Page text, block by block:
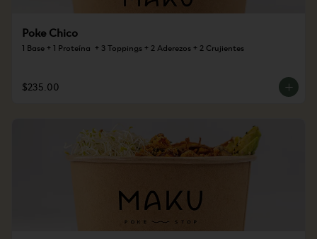
Poke Chico
1 Base + 1 Proteína  + 3 Toppings + 2 Aderezos + 2 Crujientes
$235.00